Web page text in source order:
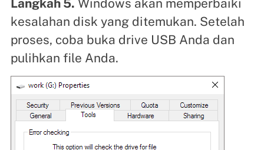
Langkah 5. Windows akan memperbaiki
kesalahan disk yang ditemukan. Setelah
proses, coba buka drive USB Anda dan
pulihkan file Anda.